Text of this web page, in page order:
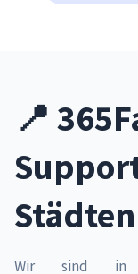
📍
Städten
Wir sind in